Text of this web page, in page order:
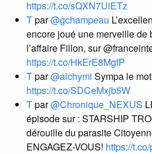
https://t.co/sQXN7UiETz
Tpar@gchampeau
encore joué une merveille de
l’affaire Fillon, sur
https://t.co/HkErE8MgfP
Tpar@alchymi Sympa le
https://t.co/SDCeMxjb5W
Tpar@Chronique_NEXUS
épisode sur : STARSHIP
dérouille du parasite
ENGAGEZ-VOUS! https://